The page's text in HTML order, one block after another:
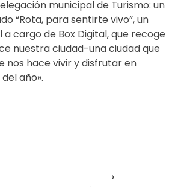
municipal de Turismo: un
“Rota, para sentirte vivo”, un
a cargo de Box Digital, que recoge
nuestra ciudad-una ciudad que
nos hace vivir y disfrutar en
año».
⟶